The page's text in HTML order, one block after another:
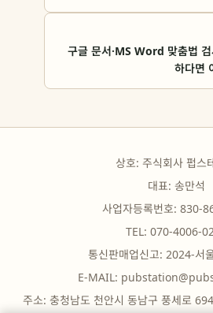
구글 문서·MS Word 맞춤법
하다면
상호: 주식회사 펍스
대표: 송만석
사업자등록번호: 830-
TEL: 070-4006-
통신판매업신고: 2024-서
E-MAIL:
주소: 충청남도 천안시 동남구 풍세로